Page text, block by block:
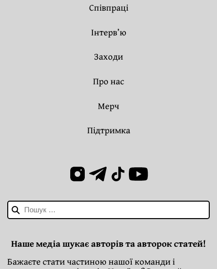
Пошук:
Співпраці
Інтерв’ю
Заходи
Про нас
Мерч
Підтримка
Наше медіа шукає авторів та авторок статей!
Бажаєте стати частиною нашої команди і